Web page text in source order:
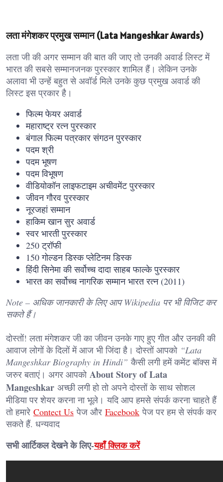
लता मंगेशकर प्रमुख सम्मान (Lata Mangeshkar Awards)
लता जी की अगर सम्मान की बात की जाए तो उनकी अवार्ड लिस्ट में
भारत की सबसे सम्मानजनक पुरस्कार शामिल हैं। लेकिन उनके
अलावा भी उन्हें बहुत से अवॉर्ड मिले उनके कुछ प्रमुख अवार्ड की
लिस्ट इस प्रकार है।
फिल्म फेयर अवार्ड
महाराष्ट्र रत्न पुरस्कार
बंगाल फिल्म पत्रकार संगठन पुरस्कार
पदम श्री
पदम भूषण
पदम विभूषण
वीडियोकॉन लाइफटाइम अचीवमेंट पुरस्कार
जीवन गौरव पुरस्कार
नूरजहां सम्मान
हाकिम खान सुर अवार्ड
स्वर भारती पुरस्कार
250 ट्रॉफी
150 गोल्डन डिस्क प्लेटिनम डिस्क
हिंदी सिनेमा की सर्वोच्च दादा साहब फाल्के पुरस्कार
भारत का सर्वोच्च नागरिक सम्मान भारत रत्न (2011)
Note – अधिक जानकारी के लिए आप Wikipedia पर भी विजिट कर
सकते हैं।
दोस्तों! लता मंगेशकर जी का जीवन उनके गाए हुए गीत और उनकी की
आवाज लोगों के दिलों में आज भी जिंदा है। दोस्तों आपको“Lata
Mangeshkar Biography in Hindi” कैसी लगी हमें कमेंट बॉक्स में
जरुर बताएं। अगर आपको About Story of Lata
Mangeshkar अच्छी लगी हो तो अपने दोस्तों के साथ सोशल
मीडिया पर शेयर करना ना भूले। यदि आप हमसे संपर्क करना चाहते हैं
तो हमारे Contect Us पेज और Facebook पेज पर हम से संपर्क कर
सकते हैं. धन्यवाद
सभी आर्टिकल देखने के लिए-यहाँ क्लिक करें